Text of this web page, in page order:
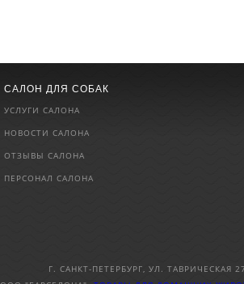
САЛОН ДЛЯ СОБАК
УСЛУГИ САЛОНА
НОВОСТИ САЛОНА
ОТЗЫВЫ САЛОНА
ПЕРСОНАЛ САЛОНА
Г. САНКТ-ПЕТЕРБУРГ, УЛ. ТАВРИЧЕСКАЯ